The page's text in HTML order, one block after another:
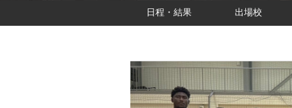
日程・結果 出場校